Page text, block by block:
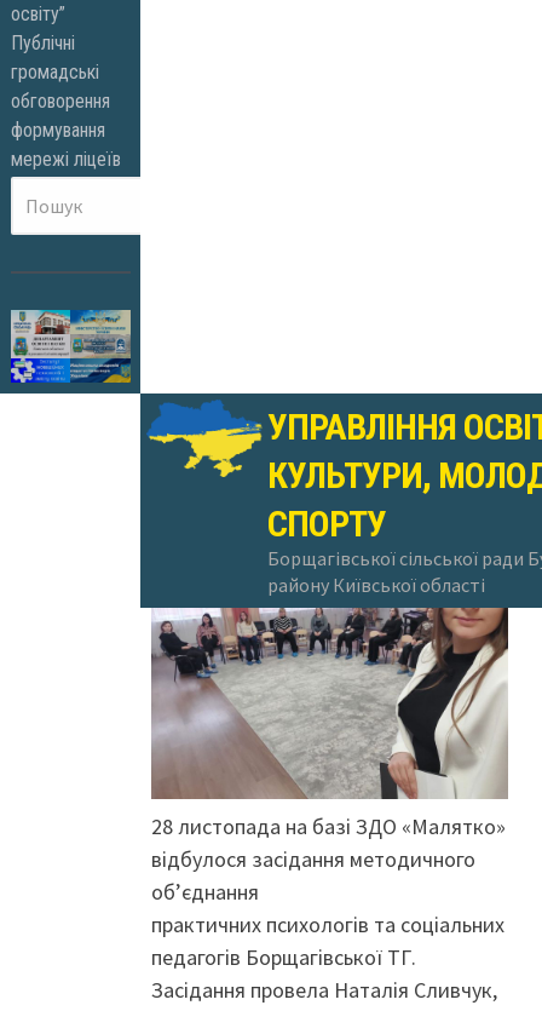
освіту”
Публічні
громадські
обговорення
формування
мережі ліцеїв
УПРАВЛІННЯ
КУЛЬТУРИ,
СПОРТУ
Борщагівської сільської ради
району Київської області
28 листопада на базі ЗДО «Малятко»
відбулося засідання методичного
об’єднання
практичних психологів та соціальних
педагогів Борщагівської ТГ.
Засідання провела Наталія Сливчук,